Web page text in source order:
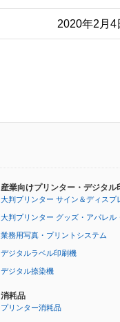
2020年2月4
産業向けプリンター・デジタル
大判プリンター サイン＆ディスプ
大判プリンター グッズ・アパレル
業務用写真・プリントシステム
デジタルラベル印刷機
デジタル捺染機
消耗品
プリンター消耗品